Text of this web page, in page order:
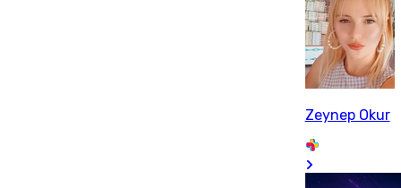
Zeynep Okur